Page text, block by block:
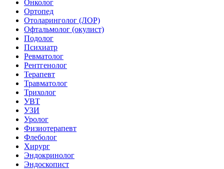
Онколог
Ортопед
Отоларинголог (ЛОР)
Офтальмолог (окулист)
Подолог
Психиатр
Ревматолог
Рентгенолог
Терапевт
Травматолог
Трихолог
УВТ
УЗИ
Уролог
Физиотерапевт
Флеболог
Хирург
Эндокринолог
Эндоскопист